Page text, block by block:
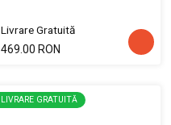
Livrare Gratuită
469.00 RON
LIVRARE GRATUITĂ